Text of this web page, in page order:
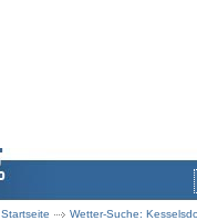
Startseite Wetter-Suche: